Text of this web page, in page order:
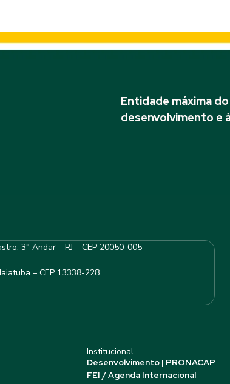
Entidade máxima
desenvolvimento e
3° Andar – RJ – CEP 20050-005
– CEP 13338-228
Institucional
Desenvolvimento | PRONACAP
FEI / Agenda Internacional